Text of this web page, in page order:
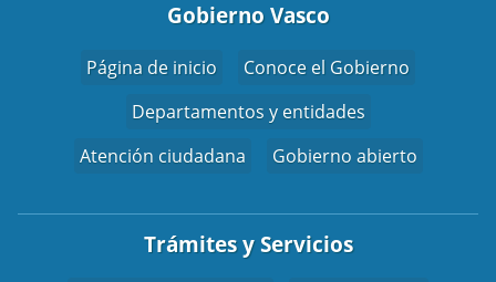
Gobierno Vasco
Página de inicio
Conoce el Gobierno
Departamentos y entidades
Atención ciudadana
Gobierno abierto
Trámites y Servicios